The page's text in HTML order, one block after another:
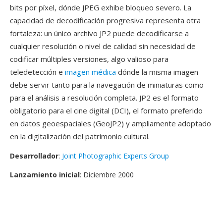
bits por píxel, dónde JPEG exhibe bloqueo severo. La
capacidad de decodificación progresiva representa otra
fortaleza: un único archivo JP2 puede decodificarse a
cualquier resolución o nivel de calidad sin necesidad de
codificar múltiples versiones, algo valioso para
teledetección e imagen médica dónde la misma imagen
debe servir tanto para la navegación de miniaturas como
para el análisis a resolución completa. JP2 es el formato
obligatorio para el cine digital (DCI), el formato preferido
en datos geoespaciales (GeoJP2) y ampliamente adoptado
en la digitalización del patrimonio cultural.
Desarrollador: Joint Photographic Experts Group
Lanzamiento inicial: Diciembre 2000